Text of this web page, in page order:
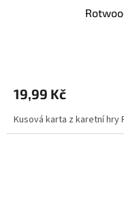
19,99 Kč
Kusová karta z karetní hry